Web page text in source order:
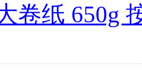
卷纸 650g